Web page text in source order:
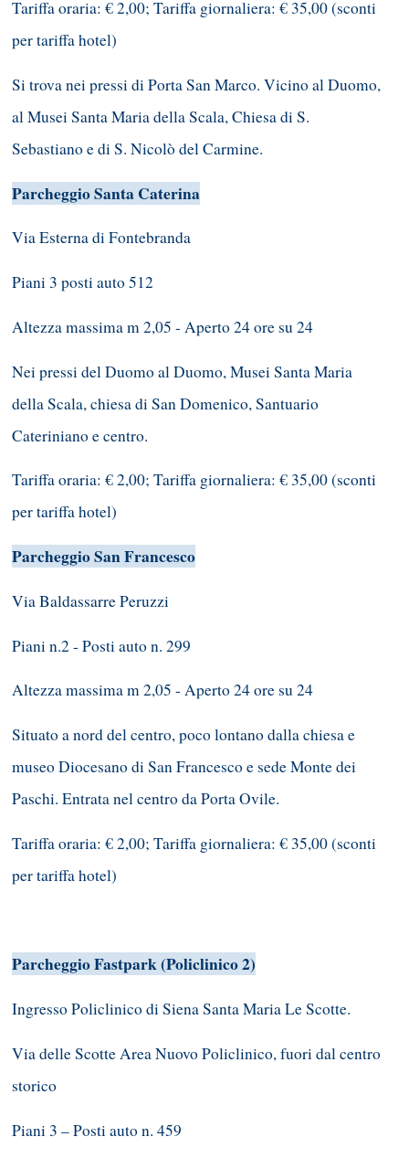
Tariffa oraria: € 2,00; Tariffa giornaliera: € 35,00 (sconti
per tariffa hotel)
Si trova nei pressi di Porta San Marco. Vicino al Duomo,
al Musei Santa Maria della Scala, Chiesa di S.
Sebastiano e di S. Nicolò del Carmine.
Parcheggio Santa Caterina
Via Esterna di Fontebranda
Piani 3 posti auto 512
Altezza massima m 2,05 - Aperto 24 ore su 24
Nei pressi del Duomo al Duomo, Musei Santa Maria
della Scala, chiesa di San Domenico, Santuario
Cateriniano e centro.
Tariffa oraria: € 2,00; Tariffa giornaliera: € 35,00 (sconti
per tariffa hotel)
Parcheggio San Francesco
Via Baldassarre Peruzzi
Piani n.2 - Posti auto n. 299
Altezza massima m 2,05 - Aperto 24 ore su 24
Situato a nord del centro, poco lontano dalla chiesa e
museo Diocesano di San Francesco e sede Monte dei
Paschi. Entrata nel centro da Porta Ovile.
Tariffa oraria: € 2,00; Tariffa giornaliera: € 35,00 (sconti
per tariffa hotel)
Parcheggio Fastpark (Policlinico 2)
Ingresso Policlinico di Siena Santa Maria Le Scotte.
Via delle Scotte Area Nuovo Policlinico, fuori dal centro
storico
Piani 3 – Posti auto n. 459